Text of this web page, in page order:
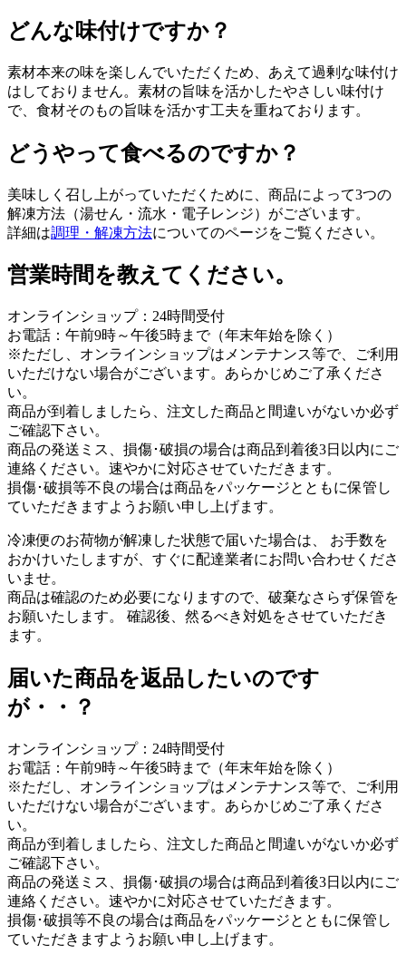
どんな味付けですか？
素材本来の味を楽しんでいただくため、あえて過剰な味付け
はしておりません。素材の旨味を活かしたやさしい味付け
で、食材そのもの旨味を活かす工夫を重ねております。
どうやって食べるのですか？
美味しく召し上がっていただくために、商品によって3つの
解凍方法（湯せん・流水・電子レンジ）がございます。
詳細は調理・解凍方法についてのページをご覧ください。
営業時間を教えてください。
オンラインショップ：24時間受付
お電話：午前9時～午後5時まで（年末年始を除く）
※ただし、オンラインショップはメンテナンス等で、ご利用
いただけない場合がございます。あらかじめご了承くださ
い。
商品が到着しましたら、注文した商品と間違いがないか必ず
ご確認下さい。
商品の発送ミス、損傷･破損の場合は商品到着後3日以内にご
連絡ください。速やかに対応させていただきます。
損傷･破損等不良の場合は商品をパッケージとともに保管し
ていただきますようお願い申し上げます。
冷凍便のお荷物が解凍した状態で届いた場合は、 お手数を
おかけいたしますが、すぐに配達業者にお問い合わせくださ
いませ。
商品は確認のため必要になりますので、破棄なさらず保管を
お願いたします。 確認後、然るべき対処をさせていただき
ます。
届いた商品を返品したいのです
が・・？
オンラインショップ：24時間受付
お電話：午前9時～午後5時まで（年末年始を除く）
※ただし、オンラインショップはメンテナンス等で、ご利用
いただけない場合がございます。あらかじめご了承くださ
い。
商品が到着しましたら、注文した商品と間違いがないか必ず
ご確認下さい。
商品の発送ミス、損傷･破損の場合は商品到着後3日以内にご
連絡ください。速やかに対応させていただきます。
損傷･破損等不良の場合は商品をパッケージとともに保管し
ていただきますようお願い申し上げます。